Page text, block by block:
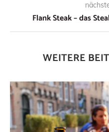
Flank Steak – das
WEITERE